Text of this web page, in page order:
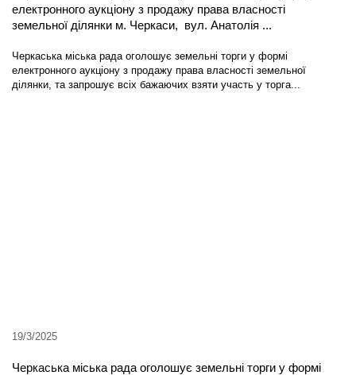
електронного аукціону з продажу права власності
земельної ділянки м. Черкаси, вул. Анатолія ...
Черкаська міська рада оголошує земельні торги у формі
електронного аукціону з продажу права власності земельної
ділянки, та запрошує всіх бажаючих взяти участь у торга...
19/3/2025
Черкаська міська рада оголошує земельні торги у формі